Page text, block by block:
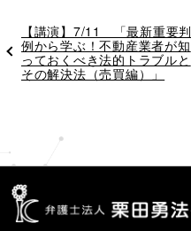
過
去
の
投
稿
【講演】7/11 「最新重要判
例から学ぶ！不動産業者が知
っておくべき法的トラブルと
その解決法（売買編）」